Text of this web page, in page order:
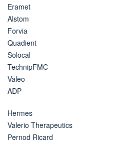
Eramet
Alstom
Forvia
Quadient
Solocal
TechnipFMC
Valeo
ADP
Hermes
Valerio Therapeutics
Pernod Ricard